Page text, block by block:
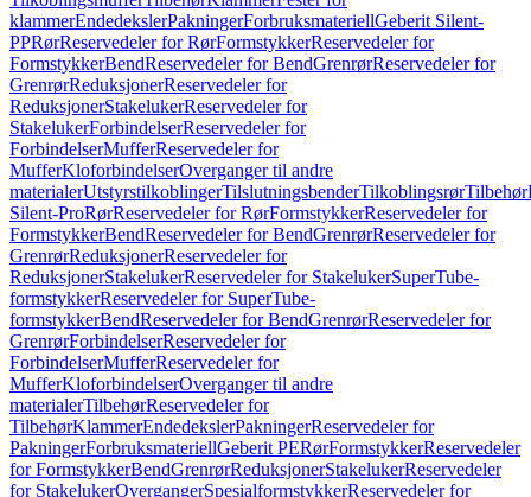
klammerEndedekslerPakningerForbruksmateriellGeberit Silent-
PPRørReservedeler for RørFormstykkerReservedeler for
FormstykkerBendReservedeler for BendGrenrørReservedeler for
GrenrørReduksjonerReservedeler for
ReduksjonerStakelukerReservedeler for
StakelukerForbindelserReservedeler for
ForbindelserMufferReservedeler for
MufferKloforbindelserOverganger til andre
materialerUtstyrstilkoblingerTilslutningsbenderTilkoblingsrørTilbehør
Silent-ProRørReservedeler for RørFormstykkerReservedeler for
FormstykkerBendReservedeler for BendGrenrørReservedeler for
GrenrørReduksjonerReservedeler for
ReduksjonerStakelukerReservedeler for StakelukerSuperTube-
formstykkerReservedeler for SuperTube-
formstykkerBendReservedeler for BendGrenrørReservedeler for
GrenrørForbindelserReservedeler for
ForbindelserMufferReservedeler for
MufferKloforbindelserOverganger til andre
materialerTilbehørReservedeler for
TilbehørKlammerEndedekslerPakningerReservedeler for
PakningerForbruksmateriellGeberit PERørFormstykkerReservedeler
for FormstykkerBendGrenrørReduksjonerStakelukerReservedeler
for StakelukerOvergangerSpesialformstykkerReservedeler for